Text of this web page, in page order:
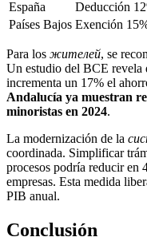
España Deducción
Países Bajos Exención
Para los жителей, se
Un estudio del BCE revela
incrementa un 17% el
Andalucía ya muestran
minoristas en 2024.
La modernización de la
coordinada. Simplificar
procesos podría reducir en
empresas. Esta medida
PIB anual.
Conclusión